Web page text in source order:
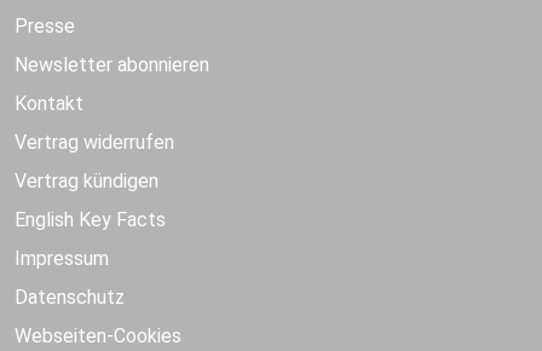
Presse
Newsletter abonnieren
Kontakt
Vertrag widerrufen
Vertrag kündigen
English Key Facts
Impressum
Datenschutz
Webseiten-Cookies